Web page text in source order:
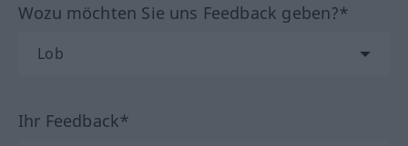
Wozu möchten Sie uns Feedback geben?*
Ihr Feedback*